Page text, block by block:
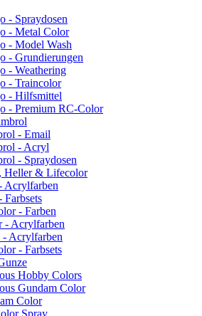
- Spraydosen
- Metal Color
- Model Wash
- Grundierungen
- Weathering
- Traincolor
- Hilfsmittel
- Premium RC-Color
- Email
- Acryl
- Spraydosen
Heller & Lifecolor
Acrylfarben
- Farben
- Acrylfarben
- Acrylfarben
- Farbsets
Hobby Colors
Gundam Color
Color
Spray